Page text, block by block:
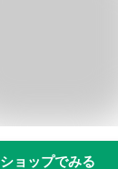
ショップでみる